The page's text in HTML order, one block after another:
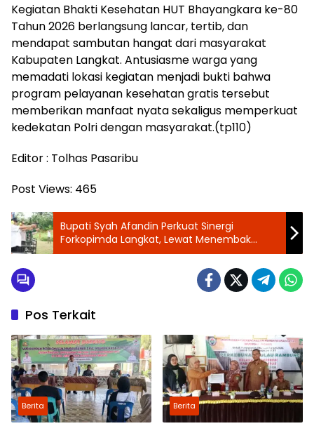
Kegiatan Bhakti Kesehatan HUT Bhayangkara ke-80
Tahun 2026 berlangsung lancar, tertib, dan
mendapat sambutan hangat dari masyarakat
Kabupaten Langkat. Antusiasme warga yang
memadati lokasi kegiatan menjadi bukti bahwa
program pelayanan kesehatan gratis tersebut
memberikan manfaat nyata sekaligus memperkuat
kedekatan Polri dengan masyarakat.(tp110)
Editor : Tolhas Pasaribu
Post Views: 465
Bupati Syah Afandin Perkuat Sinergi
Forkopimda Langkat, Lewat Menembak
Gembira Bhayangkara Ke-80
Pos Terkait
Berita Berita